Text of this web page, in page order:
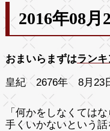
2016年08月
おまいらまずはラン
皇紀 2676年 8月23
「何かをしなくては
手くいかないという話